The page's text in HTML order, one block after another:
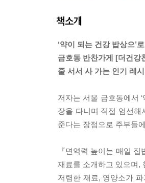
책소개
‘약이 되는 건강 밥상으’
금호동 반찬가게 [더건강
줄 서서 사 가는 인기 레
저자는 서울 금호동에서
장을 다니며 직접 엄선
준다는 장점으로 주부들
『면역력 높이는 매일
재료를 소개하고 있으며,
저렴한 재료, 영양소가